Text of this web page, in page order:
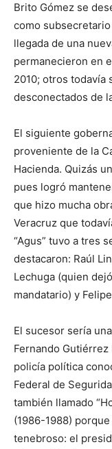
Brito Gómez se
como
llegada de una
permanecieron en
2010; otros todavía
desconectados de
El siguiente
proveniente de la
Hacienda. Quizás
pues logró
que hizo mucha
Veracruz que
“Agus” tuvo a tres
destacaron: Raúl
Lechuga (quien
mandatario) y
El sucesor sería
Fernando
policía política
Federal de
también llamado
(1986-1988)
tenebroso: el